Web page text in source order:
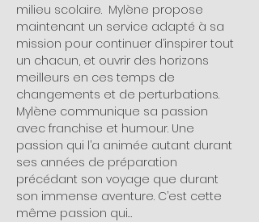
milieu scolaire.  Mylène propose
maintenant un service adapté à sa
mission pour continuer d’inspirer tout
un chacun, et ouvrir des horizons
meilleurs en ces temps de
changements et de perturbations.
Mylène communique sa passion
avec franchise et humour. Une
passion qui l’a animée autant durant
ses années de préparation
précédant son voyage que durant
son immense aventure. C’est cette
même passion qui…